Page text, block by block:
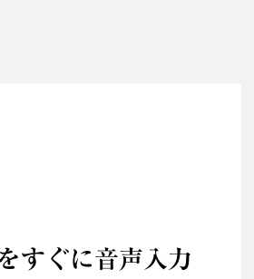
すぐに音声入力